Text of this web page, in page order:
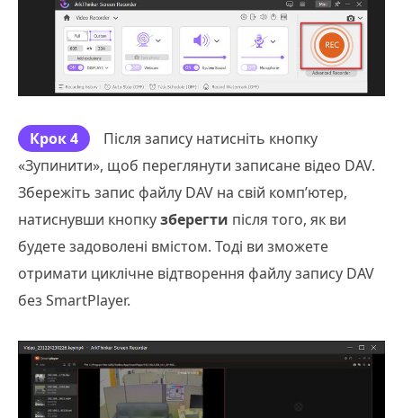
Крок 4
Після запису натисніть кнопку
«Зупинити», щоб переглянути записане відео DAV.
Збережіть запис файлу DAV на свій комп’ютер,
натиснувши кнопкузберегти після того, як ви
будете задоволені вмістом. Тоді ви зможете
отримати циклічне відтворення файлу запису DAV
без SmartPlayer.